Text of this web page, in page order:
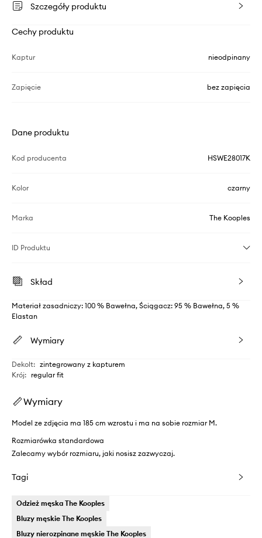
Szczegóły produktu
Cechy produktu
Kaptur nieodpinany
Zapięcie bez zapięcia
Dane produktu
Kod producenta HSWE28017K
Kolor czarny
Marka The Kooples
ID Produktu
Skład
Materiał zasadniczy: 100 % Bawełna, Ściągacz: 95 % Bawełna, 5 %
Elastan
Wymiary
Dekolt: zintegrowany z kapturem
Krój: regular fit
Wymiary
Model ze zdjęcia ma 185 cm wzrostu i ma na sobie rozmiar M.
Rozmiarówka standardowa
Zalecamy wybór rozmiaru, jaki nosisz zazwyczaj.
Tagi
Odzież męska The Kooples
Bluzy męskie The Kooples
Bluzy nierozpinane męskie The Kooples